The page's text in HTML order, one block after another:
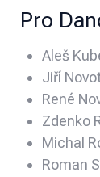
Pro
Aleš
Jiří
René
Zdenko
Michal
Roman